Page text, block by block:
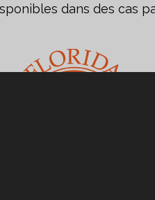
dans des cas